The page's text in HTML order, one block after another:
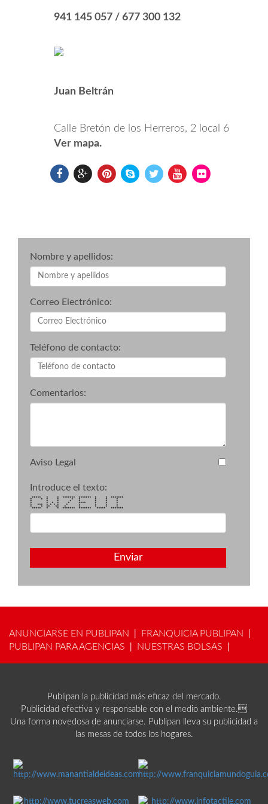
941 145 057 / 677 300 132
Juan Beltrán
Calle Bretón de los Herreros, 2 local 6
Ver mapa.
Nombre y apellidos:
Correo Electrónico:
Teléfono de contacto:
Comentarios:
Aviso Legal
Introduce el texto:
***** * * ******* ******* * * *******
* * * * * * * * *
* * * * * * * *
* * * * * **** * * *
* *** * * * * * * * * *
* * ** ** * * * * *
***** * * ******* ******* ***** *******
Enviar
ANUNCIARSE EN PUBLIPAN FRANQUICIA PUBLIPAN
PUBLIPAN PARA AGENCIAS NUESTRAS BOLSAS
Publipan la publicidad más eficaz del mercado.
Publicidad efectiva y responsable con el medio ambiente.
Una forma novedosa de anunciarse. Publipan lleva su publicidad a
las mesas de todos los hogares.